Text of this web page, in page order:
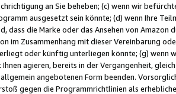
an Sie beheben; (c) wenn wir
ausgesetzt sein könnte; (d) wenn Ihre
dass die Marke oder das Ansehen von
im Zusammenhang mit dieser Vereinbarung
oder künftig unterliegen könnte; (g) wenn
agieren, bereits in der Vergangenheit,
angebotenen Form beenden.
gegen die Programmrichtlinien als